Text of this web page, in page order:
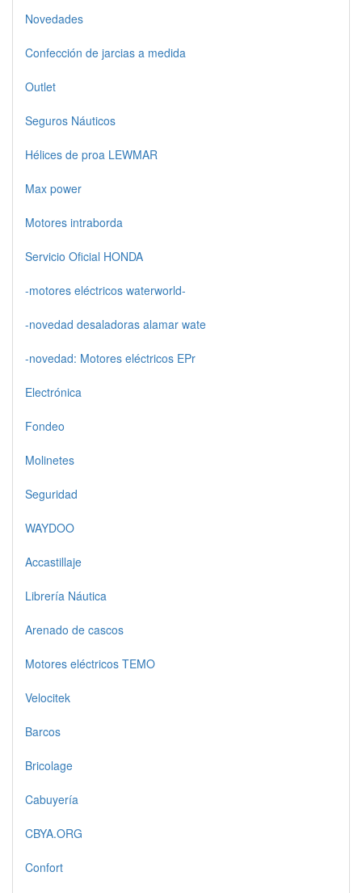
Novedades
Confección de jarcias a medida
Outlet
Seguros Náuticos
Hélices de proa LEWMAR
Max power
Motores intraborda
Servicio Oficial HONDA
-motores eléctricos waterworld-
-novedad desaladoras alamar wate
-novedad: Motores eléctricos EPr
Electrónica
Fondeo
Molinetes
Seguridad
WAYDOO
Accastillaje
Librería Náutica
Arenado de cascos
Motores eléctricos TEMO
Velocitek
Barcos
Bricolage
Cabuyería
CBYA.ORG
Confort